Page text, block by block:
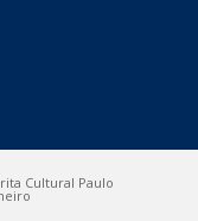
Cultural Paulo